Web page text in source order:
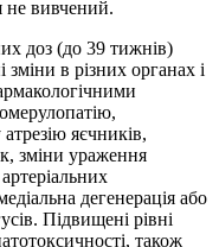
не вивчений.
доз (до 39 тижнів)
в різних органах і
яєчників,
зміни ураження
дегенерація або
Підвищені рівні
також